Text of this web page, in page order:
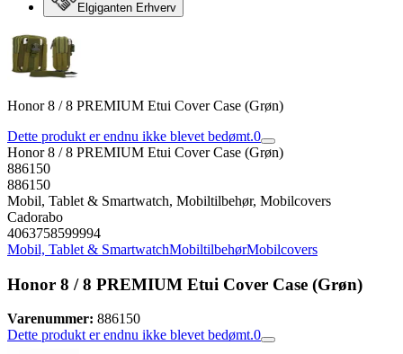
Elgiganten Erhverv
Honor 8 / 8 PREMIUM Etui Cover Case (Grøn)
Dette produkt er endnu ikke blevet bedømt.0
Honor 8 / 8 PREMIUM Etui Cover Case (Grøn)
886150
886150
Mobil, Tablet & Smartwatch, Mobiltilbehør, Mobilcovers
Cadorabo
4063758599994
Mobil, Tablet & SmartwatchMobiltilbehørMobilcovers
Honor 8 / 8 PREMIUM Etui Cover Case (Grøn)
Varenummer: 886150
Dette produkt er endnu ikke blevet bedømt.0